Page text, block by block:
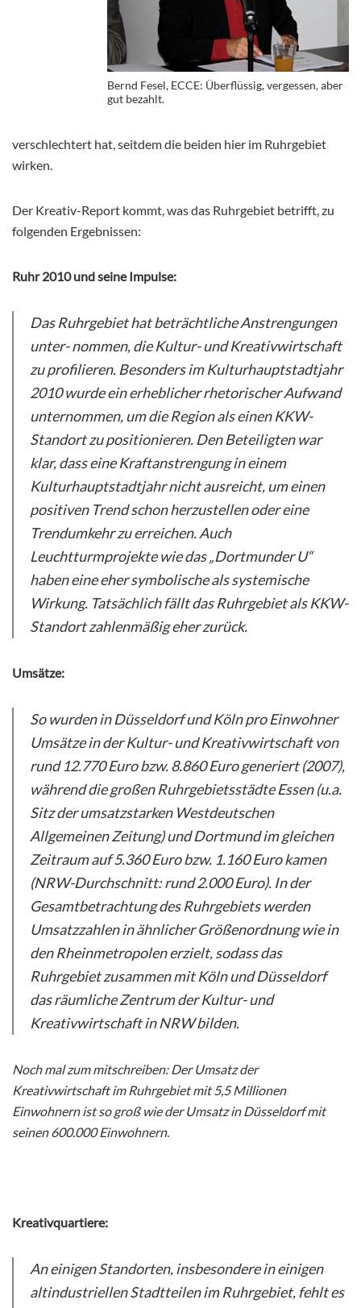
Bernd Fesel, ECCE: Überflüssig, vergessen, aber
gut bezahlt.
verschlechtert hat, seitdem die beiden hier im Ruhrgebiet
wirken.
Der Kreativ-Report kommt, was das Ruhrgebiet betrifft, zu
folgenden Ergebnissen:
Ruhr 2010 und seine Impulse:
Das Ruhrgebiet hat beträchtliche Anstrengungen
unter- nommen, die Kultur- und Kreativwirtschaft
zu profilieren. Besonders im Kulturhauptstadtjahr
2010 wurde ein erheblicher rhetorischer Aufwand
unternommen, um die Region als einen KKW-
Standort zu positionieren. Den Beteiligten war
klar, dass eine Kraftanstrengung in einem
Kulturhauptstadtjahr nicht ausreicht, um einen
positiven Trend schon herzustellen oder eine
Trendumkehr zu erreichen. Auch
Leuchtturmprojekte wie das „Dortmunder U“
haben eine eher symbolische als systemische
Wirkung. Tatsächlich fällt das Ruhrgebiet als KKW-
Standort zahlenmäßig eher zurück.
Umsätze:
So wurden in Düsseldorf und Köln pro Einwohner
Umsätze in der Kultur- und Kreativwirtschaft von
rund 12.770 Euro bzw. 8.860 Euro generiert (2007),
während die großen Ruhrgebietsstädte Essen (u.a.
Sitz der umsatzstarken Westdeutschen
Allgemeinen Zeitung) und Dortmund im gleichen
Zeitraum auf 5.360 Euro bzw. 1.160 Euro kamen
(NRW-Durchschnitt: rund 2.000 Euro). In der
Gesamtbetrachtung des Ruhrgebiets werden
Umsatzzahlen in ähnlicher Größenordnung wie in
den Rheinmetropolen erzielt, sodass das
Ruhrgebiet zusammen mit Köln und Düsseldorf
das räumliche Zentrum der Kultur- und
Kreativwirtschaft in NRW bilden.
Noch mal zum mitschreiben: Der Umsatz der
Kreativwirtschaft im Ruhrgebiet mit 5,5 Millionen
Einwohnern ist so groß wie der Umsatz in Düsseldorf mit
seinen 600.000 Einwohnern.
Kreativquartiere:
An einigen Standorten, insbesondere in einigen
altindustriellen Stadtteilen im Ruhrgebiet, fehlt es